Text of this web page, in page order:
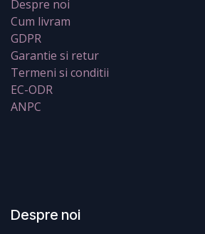
Despre noi
Cum livram
GDPR
Garantie si retur
Termeni si conditii
EC-ODR
ANPC
Despre noi